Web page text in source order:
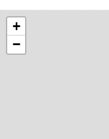
+
−